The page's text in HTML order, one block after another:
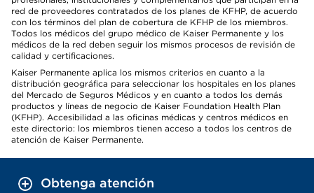
red de proveedores contratados de los planes de KFHP, de acuerdo
con los términos del plan de cobertura de KFHP de los miembros.
Todos los médicos del grupo médico de Kaiser Permanente y los
médicos de la red deben seguir los mismos procesos de revisión de
calidad y certificaciones.
Kaiser Permanente aplica los mismos criterios en cuanto a la
distribución geográfica para seleccionar los hospitales en los planes
del Mercado de Seguros Médicos y en cuanto a todos los demás
productos y líneas de negocio de Kaiser Foundation Health Plan
(KFHP). Accesibilidad a las oficinas médicas y centros médicos en
este directorio: los miembros tienen acceso a todos los centros de
atención de Kaiser Permanente.
Obtenga atención